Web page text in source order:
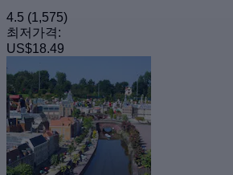
4.5 (1,575)
최저가격:
US$18.49